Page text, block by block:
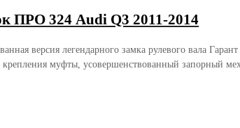
ПРО 324 Audi Q3 2011-2014
версия легендарного замка рулевого вала
муфты, усовершенствованный запорный